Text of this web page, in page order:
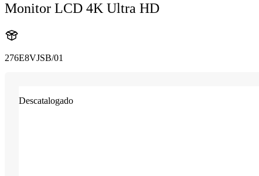
Monitor LCD 4K Ultra HD
276E8VJSB/01
Descatalogado